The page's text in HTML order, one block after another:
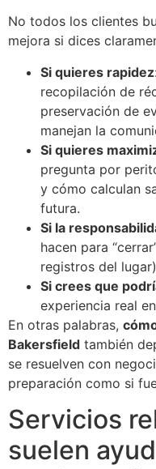
No todos los clientes
mejora si dices
Si quieres rapidez
recopilación de
preservación de
manejan la
Si quieres
pregunta por
y cómo calculan
futura.
Si la
hacen para
registros del
Si crees que
experiencia real
En otras palabras,
Bakersfield también
se resuelven con
preparación como si
Servicios
suelen